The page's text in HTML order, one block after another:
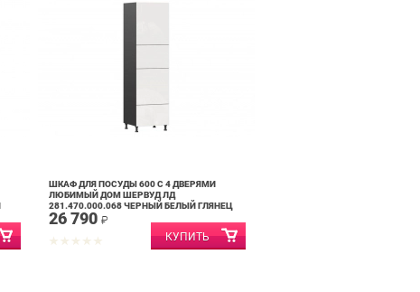
ШКАФ ДЛЯ ПОСУДЫ 600 С 4 ДВЕРЯМИ
ЛЮБИМЫЙ ДОМ ШЕРВУД ЛД
281.470.000.068 ЧЕРНЫЙ БЕЛЫЙ ГЛЯНЕЦ
26 790 ₽